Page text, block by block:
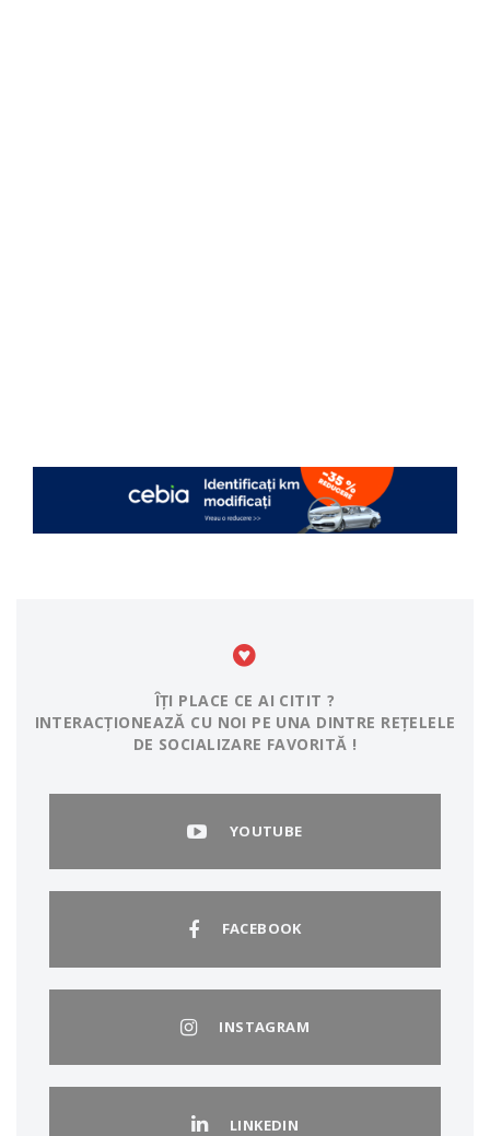
ÎȚI PLACE CE AI CITIT ?
INTERACȚIONEAZĂ CU NOI PE UNA DINTRE REȚELELE
DE SOCIALIZARE FAVORITĂ !
YOUTUBE
FACEBOOK
INSTAGRAM
LINKEDIN